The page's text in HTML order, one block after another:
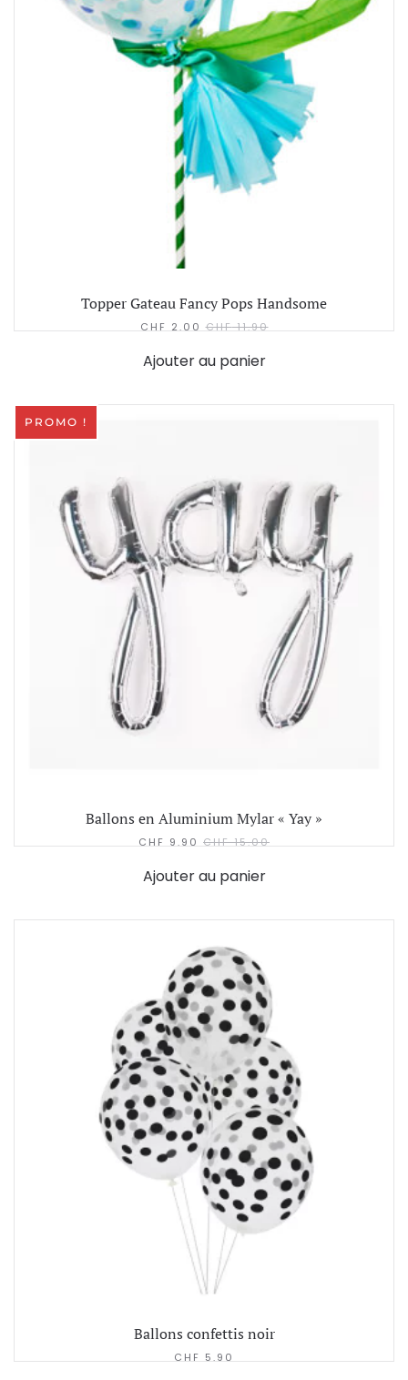
Topper Gateau Fancy Pops Handsome
CHF 2.00 CHF11.90
Ajouter au panier
PROMO !
Ballons en Aluminium Mylar « Yay »
CHF 9.90 CHF15.00
Ajouter au panier
Ballons confettis noir
CHF 5.90